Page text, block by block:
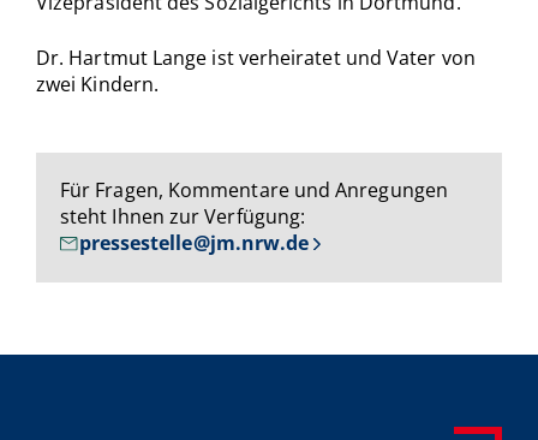
Dr. Hartmut Lange ist verheiratet und Vater von
zwei Kindern.
Für Fragen, Kommentare und Anregungen
steht Ihnen zur Verfügung:
pressestelle@jm.nrw.de